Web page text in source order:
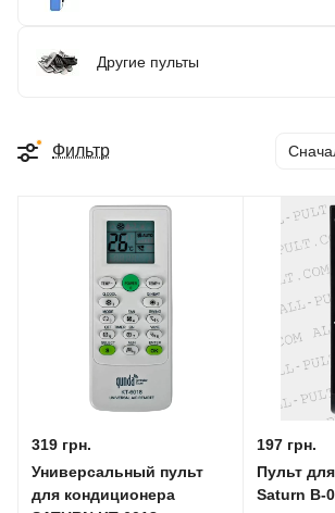
Другие пульты
Фильтр
319 грн.
Универсальный пульт
для кондиционера
197 грн.
Пульт
Saturn B-